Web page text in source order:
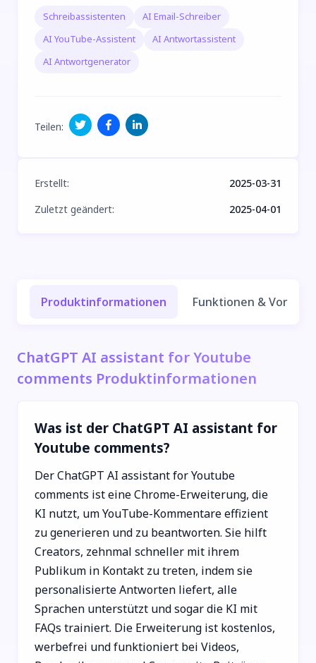
Schreibassistenten
AI Email-Schreiber
AI YouTube-Assistent
AI Antwortassistent
AI Antwortgenerator
Teilen:
Erstellt:
2025-03-31
Zuletzt geändert: 2025-04-01
Produktinformationen Funktionen & Vorteile
ChatGPT AI assistant for Youtube
comments Produktinformationen
Was ist der ChatGPT AI assistant for
Youtube comments?
Der ChatGPT AI assistant for Youtube
comments ist eine Chrome-Erweiterung, die
KI nutzt, um YouTube-Kommentare effizient
zu generieren und zu beantworten. Sie hilft
Creators, zehnmal schneller mit ihrem
Publikum in Kontakt zu treten, indem sie
personalisierte Antworten liefert, alle
Sprachen unterstützt und sogar die KI mit
FAQs trainiert. Die Erweiterung ist kostenlos,
werbefrei und funktioniert bei Videos,